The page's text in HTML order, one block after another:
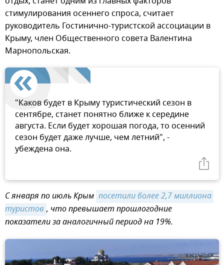
стимулирования осеннего спроса, считает
руководитель Гостинично-туристской ассоциации в
Крыму, член Общественного совета Валентина
Марнопольская.
"Каков будет в Крыму туристический сезон в
сентябре, станет понятно ближе к середине
августа. Если будет хорошая погода, то осенний
сезон будет даже лучше, чем летний", -
убеждена она.
С января по июль Крым посетили более 2,7 миллиона
туристов , что превышает прошлогодние
показатели за аналогичный период на 19%.